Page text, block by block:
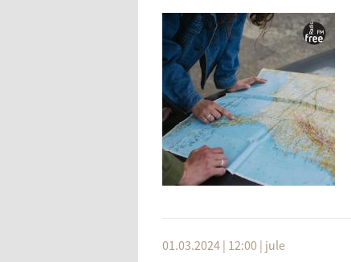
01.03.2024 | 12:00 | jule